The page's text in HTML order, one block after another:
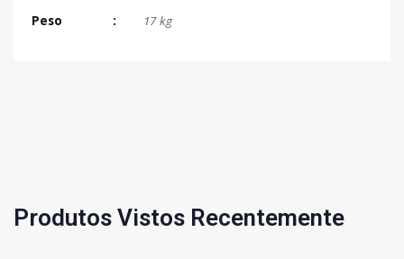
Peso 17 kg
Produtos Vistos Recentemente